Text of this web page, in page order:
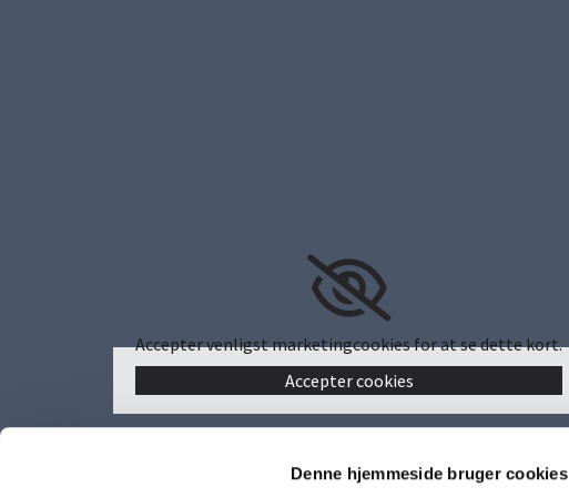
Denne hjemmeside bruger cookies
Accepter venligst marketingcookies for at se dette kort.
Accepter cookies